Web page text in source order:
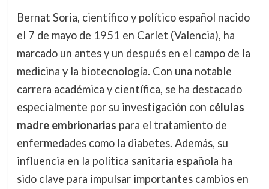
Bernat Soria, científico y político español nacido
el 7 de mayo de 1951 en Carlet (Valencia), ha
marcado un antes y un después en el campo de la
medicina y la biotecnología. Con una notable
carrera académica y científica, se ha destacado
especialmente por su investigación con células
madre embrionarias para el tratamiento de
enfermedades como la diabetes. Además, su
influencia en la política sanitaria española ha
sido clave para impulsar importantes cambios en